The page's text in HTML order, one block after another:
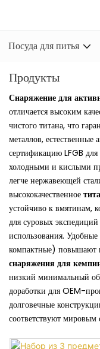
Посуда для питья
Продукты
Снаряжение для
отличается высоким
чистого титана, что
металлов, естественные
сертификацию LFGB для
холодными и кислыми
легче нержавеющей
высококачественное
устойчиво к вмятинам,
для суровых
использования.
компактные) повышают
снаряжения для
низкий минимальный
доработки для OEM-
долговечные
соответствуют мировым